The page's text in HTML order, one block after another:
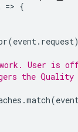
=> {
(event. request
User is
the
.match(